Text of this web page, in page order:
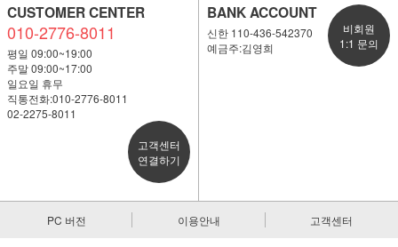
CUSTOMER CENTER
010-2776-8011
평일 09:00~19:00
주말 09:00~17:00
일요일 휴무
직통전화:010-2776-8011
02-2275-8011
고객센터
연결하기
BANK ACCOUNT
신한 110-436-542370
예금주:김영희
비회원
1:1 문의
PC 버전 이용안내 고객센터